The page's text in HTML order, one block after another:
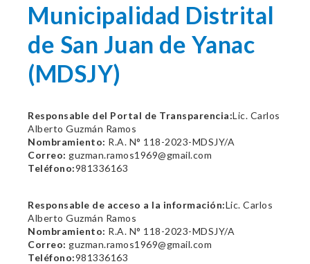
Municipalidad Distrital
de San Juan de Yanac
(MDSJY)
Responsable del Portal de Transparencia:Lic. Carlos
Alberto Guzmán Ramos
Nombramiento: R.A. N° 118-2023-MDSJY/A
Correo: guzman.ramos1969@gmail.com
Teléfono:981336163
Responsable de acceso a la información:Lic. Carlos
Alberto Guzmán Ramos
Nombramiento: R.A. N° 118-2023-MDSJY/A
Correo: guzman.ramos1969@gmail.com
Teléfono:981336163